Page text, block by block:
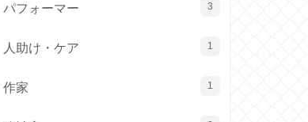
パフォーマー 3
人助け・ケア 1
作家 1